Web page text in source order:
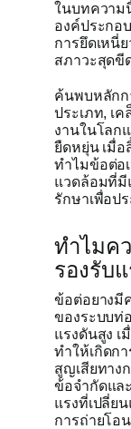
ในบทความ
องค์ประกอ
การยึดเหนี่
สภาวะสุดขี
ค้นพบหลักก
ประเภท, เ
งานในโลก
ยืดหยุ่น เมื่
ทำไมข้อต่อ
แวดล้อมที่มี
รักษาเพื่อป
ทำไมค
รองรับ
ข้อต่อยางมี
ของระบบท่
แรงดันสูง เ
ทำให้เกิดก
สูญเสียทาง
ข้อจำกัดแล
แรงที่เปลี่ย
การถ่ายโอ